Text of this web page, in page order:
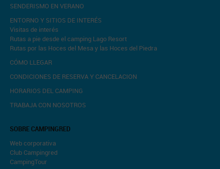
SENDERISMO EN VERANO
ENTORNO Y SITIOS DE INTERÉS
Visitas de interés
Rutas a pie desde el camping Lago Resort
Rutas por las Hoces del Mesa y las Hoces del Piedra
CÓMO LLEGAR
CONDICIONES DE RESERVA Y CANCELACION
HORARIOS DEL CAMPING
TRABAJA CON NOSOTROS
SOBRE CAMPINGRED
Web corporativa
Club Campingred
CampingTour